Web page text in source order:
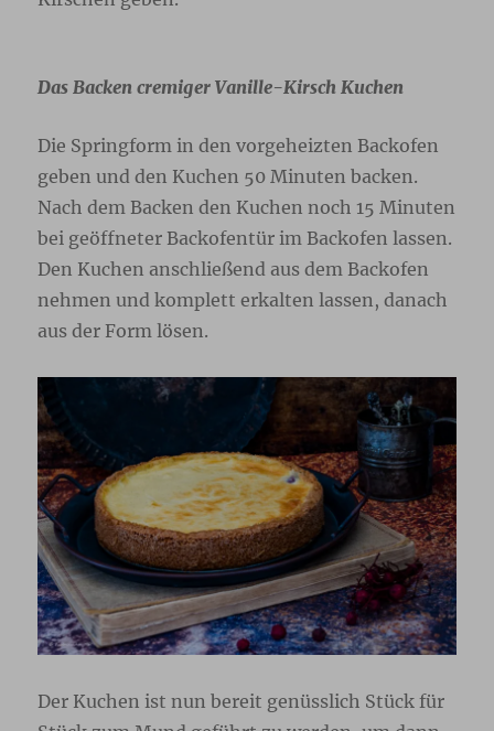
Das Backen cremiger Vanille-Kirsch Kuchen
Die Springform in den vorgeheizten Backofen
geben und den Kuchen 50 Minuten backen.
Nach dem Backen den Kuchen noch 15 Minuten
bei geöffneter Backofentür im Backofen lassen.
Den Kuchen anschließend aus dem Backofen
nehmen und komplett erkalten lassen, danach
aus der Form lösen.
Der Kuchen ist nun bereit genüsslich Stück für